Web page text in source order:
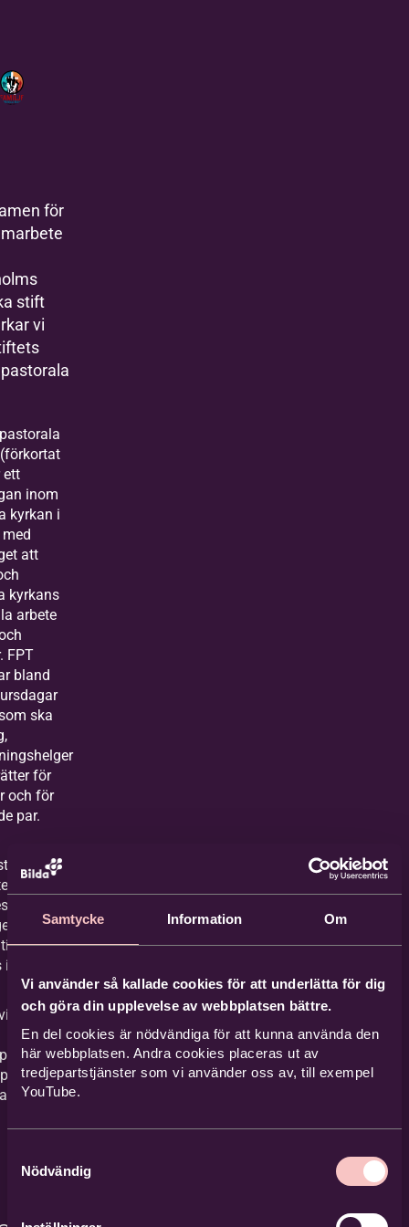
Samtycke Information Om
Vi använder så kallade cookies för att underlätta för dig
och göra din upplevelse av webbplatsen bättre.
En del cookies är nödvändiga för att kunna använda den
här webbplatsen. Andra cookies placeras ut av
tredjepartstjänster som vi använder oss av, till exempel
YouTube.
Nödvändig
för
stift
vi
ett
inom
kyrkan i
att
kyrkans
arbete
FPT
bland
ska
för
och för
par.
online
English.
läsa
stiftets
klicka